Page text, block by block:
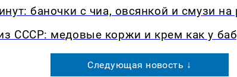
баночки с чиа, овсянкой и смузи на
СССР: медовые коржи и крем как у
Следующая новость ↓